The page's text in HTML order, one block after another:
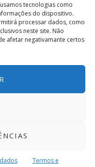
tecnologias como
do dispositivo.
processar dados, como
neste site. Não
afetar negativamante certos
Termos e